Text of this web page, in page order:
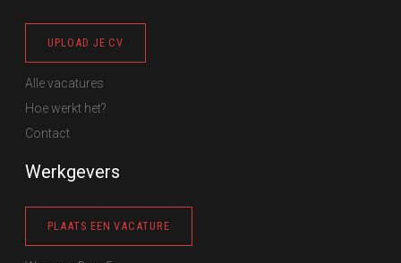
UPLOAD JE CV
Alle vacatures
Hoe werkt het?
Contact
Werkgevers
PLAATS EEN VACATURE